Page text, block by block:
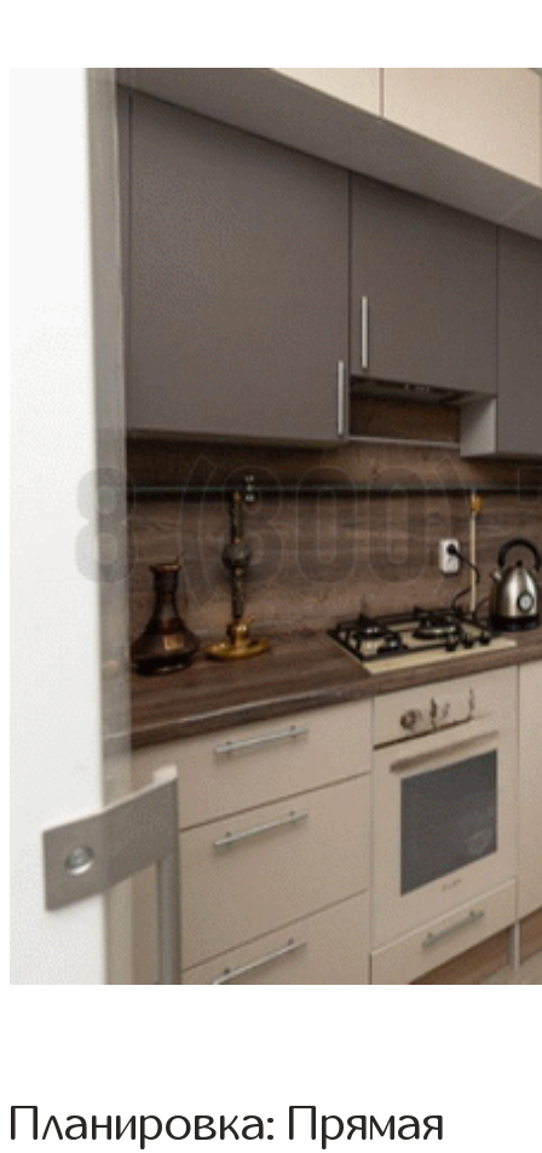
Планировка: Прямая